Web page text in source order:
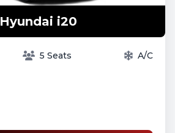
Hyundai i20
5 Seats A/C